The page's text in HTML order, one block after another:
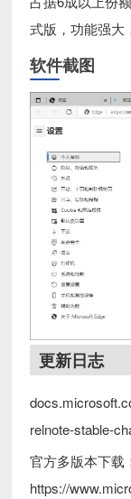
式版，功能强大
软件截图
更新日志
relnote-stable-
官方多版本下载
https://